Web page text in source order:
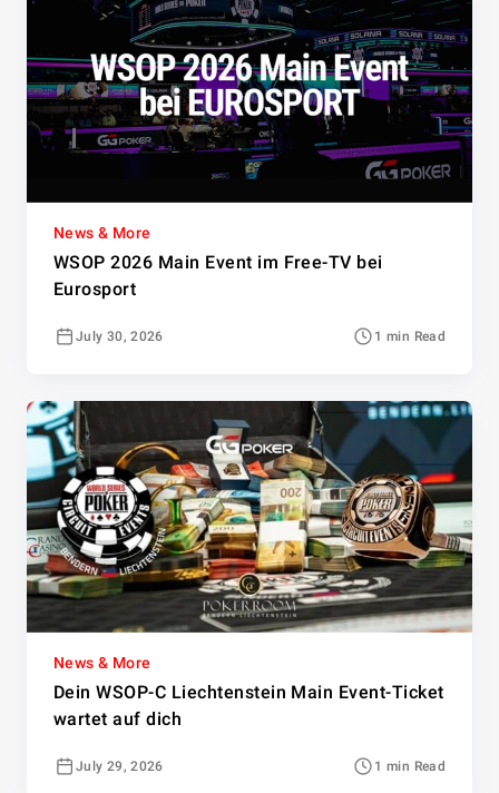
News & More
WSOP 2026 Main Event im Free-TV bei
Eurosport
July 30, 2026 1 min Read
News & More
Dein WSOP-C Liechtenstein Main Event-Ticket
wartet auf dich
July 29, 2026 1 min Read